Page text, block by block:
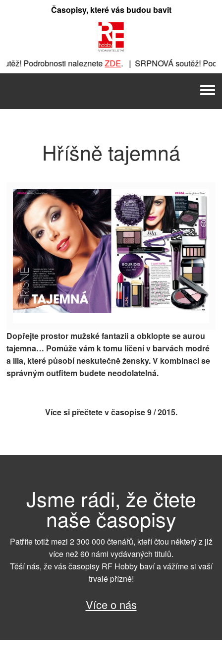
Časopisy, které vás budou bavit
Podrobnosti nalezneteZDE. | SRPNOVÁ soutěž!
. | SRPNOVÁ soutěž! Podrobnosti naleznete
Hříšně tajemná
Dopřejte prostor mužské fantazii a obklopte se aurou
tajemna… Pomůže vám k tomu líčení v barvách modré
a lila, které působí neskutečně žensky. V kombinaci se
správným outfitem budete neodolatelná.
Více si přečtete v časopise9 / 2015.
Jsme rádi, že čtete
naše časopisy
Patříte totiž mezi 2 300 000 čtenářů, kteří čtou některý z již
více než 60 námi vydávaných titulů.
Těší nás, že vás časopisy RF Hobby baví a vážíme si vaší
trvalé přízně!
Více o nás